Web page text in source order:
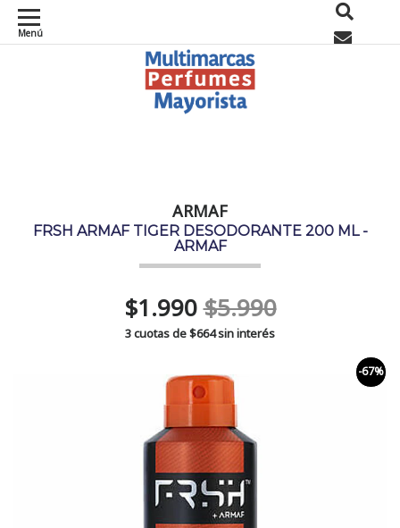
Menú
ARMAF
FRSH ARMAF TIGER DESODORANTE 200 ML -
ARMAF
$1.990$5.990
3 cuotas de$664sin interés
-67%